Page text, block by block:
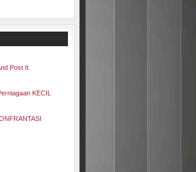
Post It
KECIL